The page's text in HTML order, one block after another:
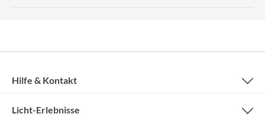
Hilfe & Kontakt
Licht-Erlebnisse